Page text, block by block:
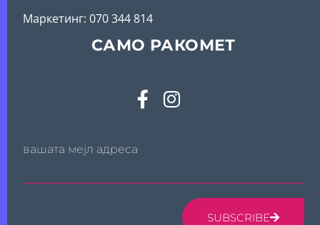
Mаркетинг: 070 344 814
САМО РАКОМЕТ
вашата мејл адреса
SUBSCRIBE